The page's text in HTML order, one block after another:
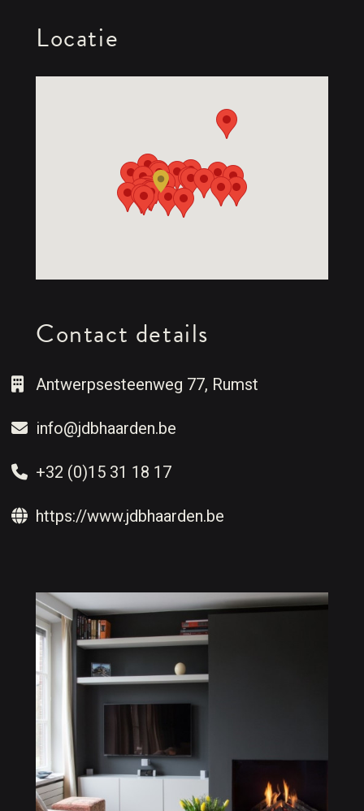
Locatie
Contact details
Antwerpsesteenweg 77, Rumst
info@jdbhaarden.be
+32 (0)15 31 18 17
https://www.jdbhaarden.be